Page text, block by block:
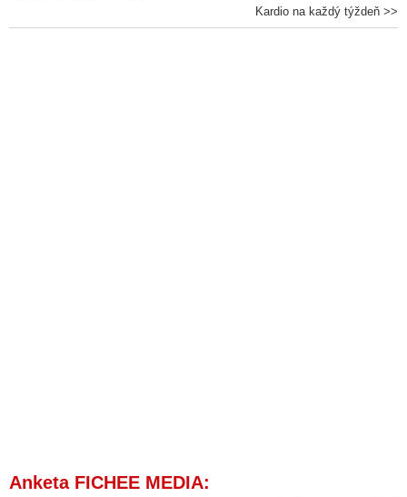
Kardio na každý týždeň >>
Anketa FICHEE MEDIA: